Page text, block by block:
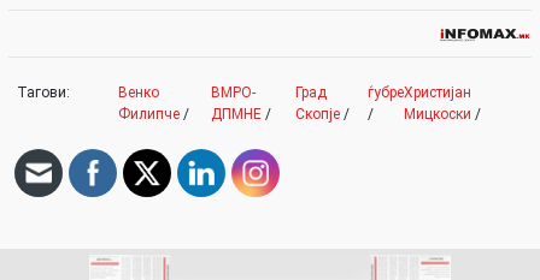
Тагови:
Венко
Филипче /
ВМРО-
ДПМНЕ /
Град
Скопје /
ѓубре
/
Христијан
Мицкоски /